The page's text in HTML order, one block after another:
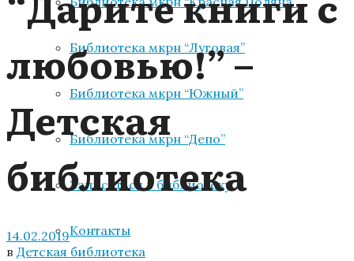
Библиотека мкрн “Луговая”
Библиотека мкрн “Южный”
Библиотека мкрн “Депо”
Записаться в библиотеку
Контакты
любовью!” –
Детская
библиотека
14.02.2019
в Детская библиотека